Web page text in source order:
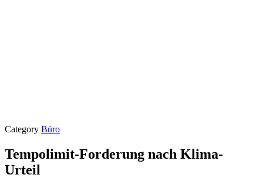
Category Büro
Tempolimit-Forderung nach Klima-
Urteil